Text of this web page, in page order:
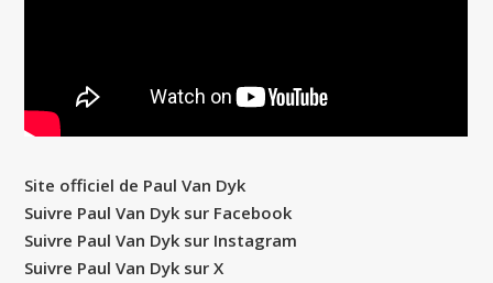
Site officiel de Paul Van Dyk
Suivre Paul Van Dyk sur Facebook
Suivre Paul Van Dyk sur Instagram
Suivre Paul Van Dyk sur X